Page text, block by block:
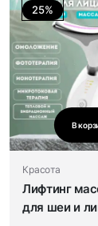
25%
В
Красота
Лифтинг
для шеи и